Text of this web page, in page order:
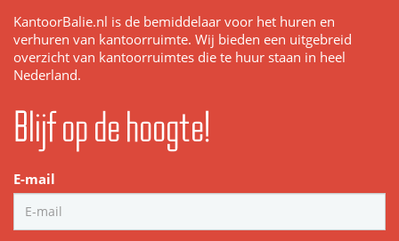
KantoorBalie.nl is de bemiddelaar voor het huren en
verhuren van kantoorruimte. Wij bieden een uitgebreid
overzicht van kantoorruimtes die te huur staan in heel
Nederland.
Blijf op de hoogte!
E-mail